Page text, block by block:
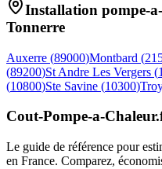
Installation pompe-
Tonnerre
Auxerre (89000)Montbard (
(89200)St Andre Les Vergers (
(10800)Ste Savine (10300)
Cout-Pompe-a-Chaleur
Le guide de référence pour
en France. Comparez,